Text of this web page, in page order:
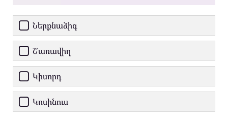
Ներքնաձիգ
Շառավիղ
Կիսորդ
Կոսինուս